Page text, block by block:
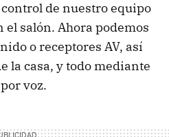
de nuestro equipo
salón. Ahora podemos
o receptores AV, así
la casa, y todo mediante
voz.